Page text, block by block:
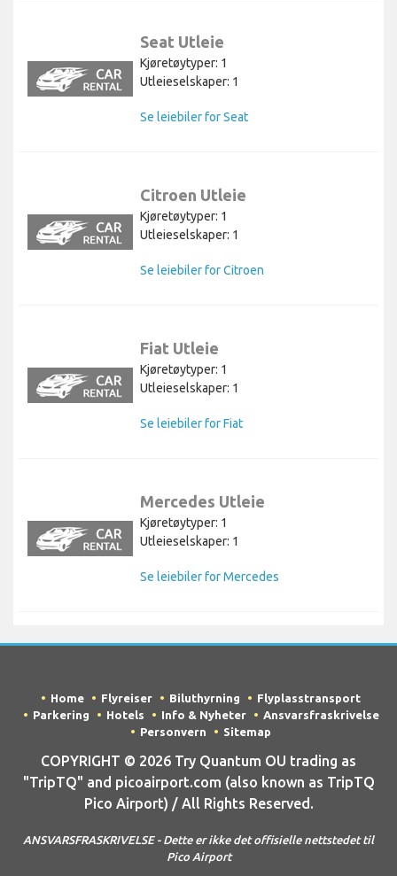
Seat Utleie
Kjøretøytyper: 1
Utleieselskaper: 1
Se leiebiler for Seat
Citroen Utleie
Kjøretøytyper: 1
Utleieselskaper: 1
Se leiebiler for Citroen
Fiat Utleie
Kjøretøytyper: 1
Utleieselskaper: 1
Se leiebiler for Fiat
Mercedes Utleie
Kjøretøytyper: 1
Utleieselskaper: 1
Se leiebiler for Mercedes
Home Flyreiser Biluthyrning
Flyplasstransport
Parkering
Hotels Info & Nyheter
Ansvarsfraskrivelse
Personvern
Sitemap
COPYRIGHT © 2026 Try Quantum OU trading as
"TripTQ" and picoairport.com (also known as TripTQ
Pico Airport) / All Rights Reserved.
ANSVARSFRASKRIVELSE - Dette er ikke det offisielle nettstedet til
Pico Airport